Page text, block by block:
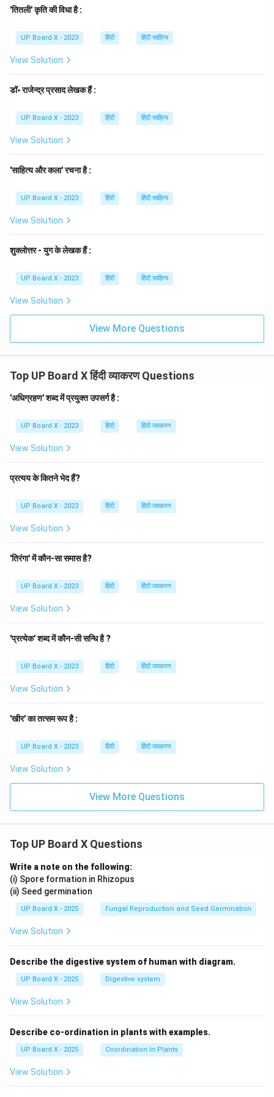
बताता है (जैसे - काला घोड़ा)।
(C) वह:यह एक पुरुषवाचक सर्वनाम (अन्य पुरुष) है, जो किसी दूर के
व्यक्ति या वस्तु के लिए संज्ञा के स्थान पर प्रयोग होता है।
Step 4: Final Answer
'तितली' कृति की विधा है :
UP Board X - 2023 हिंदी हिंदी साहित्य
View Solution
डॉ॰ राजेन्द्र प्रसाद लेखक हैं :
UP Board X - 2023 हिंदी हिंदी साहित्य
View Solution
'साहित्य और कला' रचना है :
UP Board X - 2023 हिंदी हिंदी साहित्य
View Solution
शुक्लोत्तर - युग के लेखक हैं :
UP Board X - 2023 हिंदी हिंदी साहित्य
View Solution
View More Questions
Top UP Board X हिंदी व्याकरण Questions
'अधिग्रहण' शब्द में प्रयुक्त उपसर्ग है :
UP Board X - 2023 हिंदी हिंदी व्याकरण
View Solution
प्रत्यय के कितने भेद हैं?
UP Board X - 2023 हिंदी हिंदी व्याकरण
View Solution
'तिरंगा' में कौन-सा समास है?
UP Board X - 2023 हिंदी हिंदी व्याकरण
View Solution
'प्रत्येक' शब्द में कौन-सी सन्धि है ?
UP Board X - 2023 हिंदी हिंदी व्याकरण
View Solution
'खीर' का तत्सम रूप है :
UP Board X - 2023 हिंदी हिंदी व्याकरण
View Solution
View More Questions
Top UP Board X Questions
Write a note on the following:
(i) Spore formation in Rhizopus
(ii) Seed germination
UP Board X - 2025 Fungal Reproduction and Seed Germination
View Solution
Describe the digestive system of human with diagram.
UP Board X - 2025 Digestive system
View Solution
Describe co-ordination in plants with examples.
UP Board X - 2025 Coordination In Plants
View Solution